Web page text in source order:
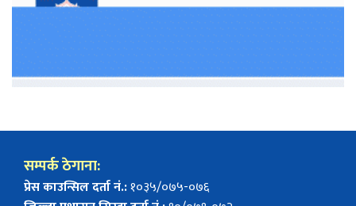
सम्पर्क ठेगाना:
प्रेस काउन्सिल दर्ता नं.:१०३५/०७५-०७६